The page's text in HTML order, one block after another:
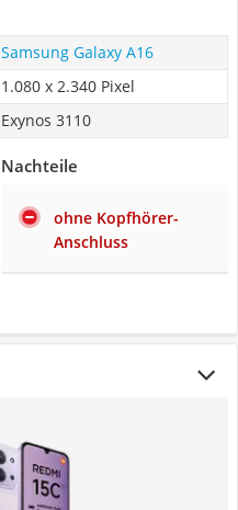
Samsung Galaxy A16
1.080 x 2.340 Pixel
Exynos 3110
Nachteile
ohne Kopfhörer-
Anschluss